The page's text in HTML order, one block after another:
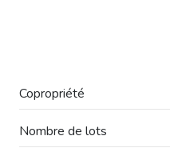
WC
chambre
Copropriété
Nombre de lots